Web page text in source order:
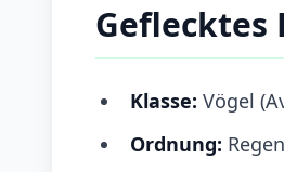
Geflecktes
Klasse: Vögel
Ordnung: